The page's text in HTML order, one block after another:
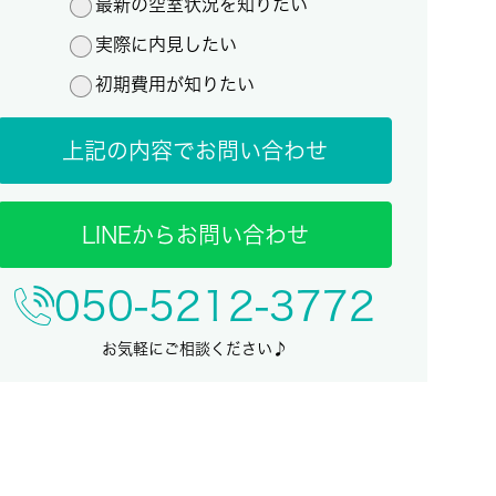
最新の空室状況を知りたい
実際に内見したい
初期費用が知りたい
上記の内容でお問い合わせ
LINEからお問い合わせ
050-5212-3772
お気軽にご相談ください♪